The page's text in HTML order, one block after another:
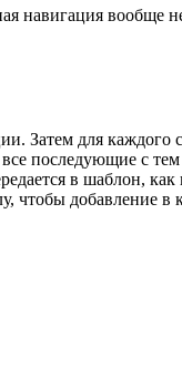
навигация вообще
Затем для каждого
последующие с
в шаблон,
добавление в